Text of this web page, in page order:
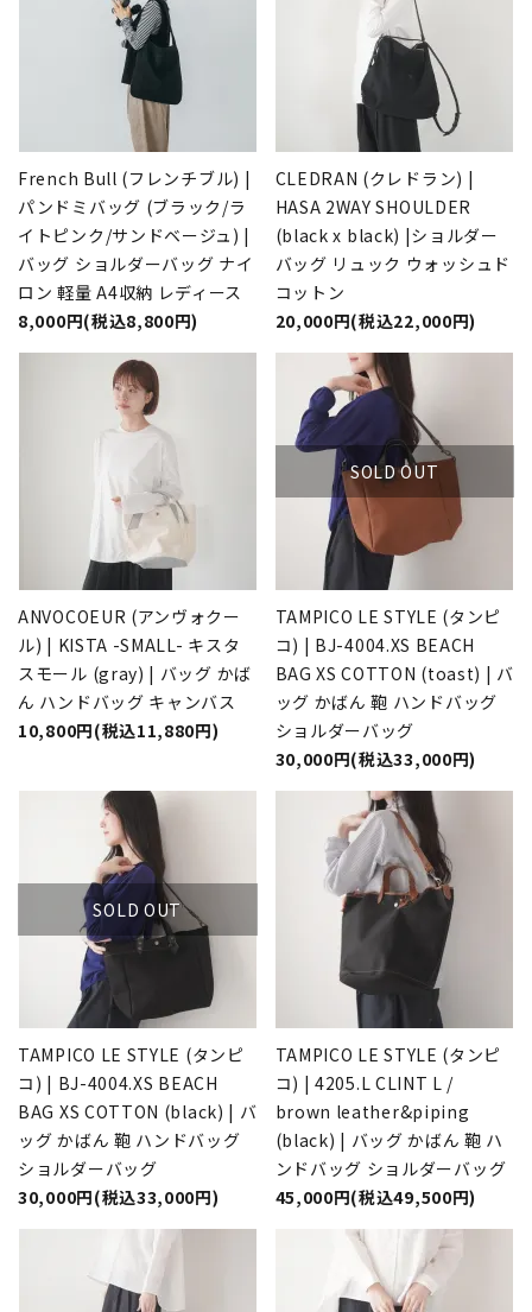
French Bull (フレンチブル) |
パンドミバッグ (ブラック/ラ
イトピンク/サンドベージュ) |
バッグ ショルダーバッグ ナイ
ロン 軽量 A4収納 レディース
8,000円(税込8,800円)
CLEDRAN (クレドラン) |
HASA 2WAY SHOULDER
(black x black) |ショルダー
バッグ リュック ウォッシュド
コットン
20,000円(税込22,000円)
ANVOCOEUR (アンヴォクー
ル) | KISTA -SMALL- キスタ
スモール (gray) | バッグ かば
ん ハンドバッグ キャンバス
10,800円(税込11,880円)
SOLD OUT
TAMPICO LE STYLE (タンピ
コ) | BJ-4004.XS BEACH
BAG XS COTTON (toast) | バ
ッグ かばん 鞄 ハンドバッグ
ショルダーバッグ
30,000円(税込33,000円)
SOLD OUT
TAMPICO LE STYLE (タンピ
コ) | BJ-4004.XS BEACH
BAG XS COTTON (black) | バ
ッグ かばん 鞄 ハンドバッグ
ショルダーバッグ
30,000円(税込33,000円)
TAMPICO LE STYLE (タンピ
コ) | 4205.L CLINT L /
brown leather&piping
(black) | バッグ かばん 鞄 ハ
ンドバッグ ショルダーバッグ
45,000円(税込49,500円)